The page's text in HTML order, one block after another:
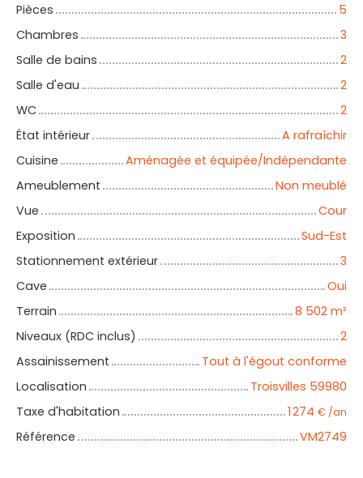
Pièces
5
Chambres
3
Salle de bains
2
Salle d'eau
2
WC
2
État intérieur
A rafraîchir
Cuisine
Aménagée et équipée/Indépendante
Ameublement
Non meublé
Vue
Cour
Exposition
Sud-Est
Stationnement extérieur
3
Cave
Oui
Terrain
8 502 m²
Niveaux (RDC inclus)
2
Assainissement
Tout à l'égout conforme
Localisation
Troisvilles 59980
Taxe d'habitation
1 274 € /an
Référence VM2749